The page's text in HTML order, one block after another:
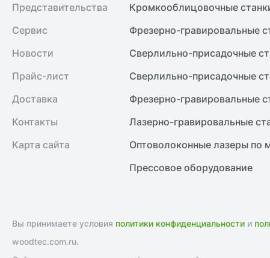
Представительства
Сервис
Новости
Прайс-лист
Доставка
Контакты
Карта сайта
Кромкооблицовочные
Фрезерно-гравировальные
Сверлильно-присадочные
Сверлильно-присадочные
Фрезерно-гравировальные
Лазерно-гравировальные
Оптоволоконные лазеры по
Прессовое оборудование
Вы принимаете условия политики конфиденциальности и
woodtec.com.ru.